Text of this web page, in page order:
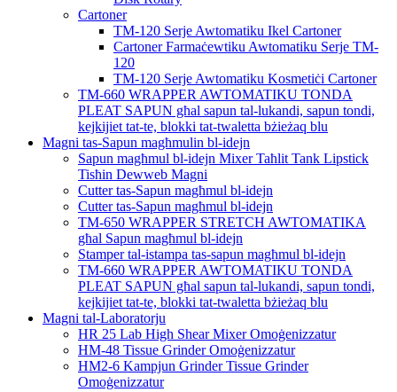
Cartoner
TM-120 Serje Awtomatiku Ikel Cartoner
Cartoner Farmaċewtiku Awtomatiku Serje TM-
120
TM-120 Serje Awtomatiku Kosmetiċi Cartoner
TM-660 WRAPPER AWTOMATIKU TONDA
PLEAT SAPUN għal sapun tal-lukandi, sapun tondi,
kejkijiet tat-te, blokki tat-twaletta bżieżaq blu
Magni tas-Sapun magħmulin bl-idejn
Sapun magħmul bl-idejn Mixer Taħlit Tank Lipstick
Tisħin Dewweb Magni
Cutter tas-Sapun magħmul bl-idejn
Cutter tas-Sapun magħmul bl-idejn
TM-650 WRAPPER STRETCH AWTOMATIKA
għal Sapun magħmul bl-idejn
Stamper tal-istampa tas-sapun magħmul bl-idejn
TM-660 WRAPPER AWTOMATIKU TONDA
PLEAT SAPUN għal sapun tal-lukandi, sapun tondi,
kejkijiet tat-te, blokki tat-twaletta bżieżaq blu
Magni tal-Laboratorju
HR 25 Lab High Shear Mixer Omoġenizzatur
HM-48 Tissue Grinder Omoġenizzatur
HM2-6 Kampjun Grinder Tissue Grinder
Omoġenizzatur